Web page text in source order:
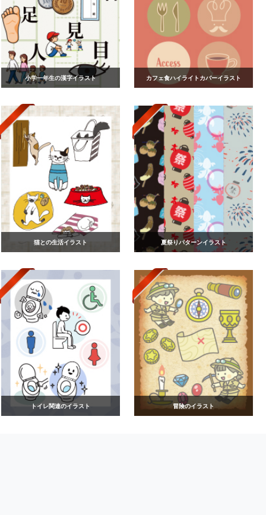
小学一年生の漢字イラスト カフェ食ハイライトカバーイラスト
猫との生活イラスト 夏祭りパターンイラスト
トイレ関連のイラスト 冒険のイラスト